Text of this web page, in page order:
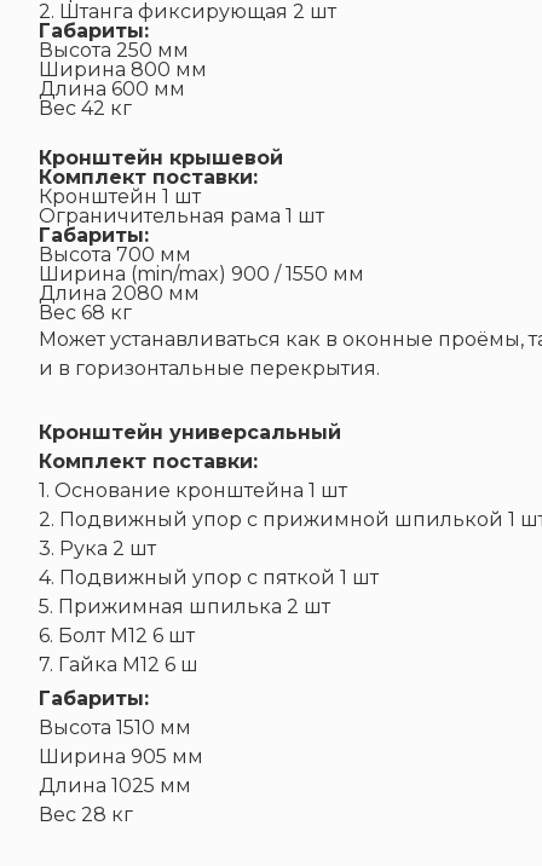
2. Штанга фиксирующая 2 шт
Габариты:
Высота 250 мм
Ширина 800 мм
Длина 600 мм
Вес 42 кг
Кронштейн крышевой
Комплект поставки:
Кронштейн 1 шт
Ограничительная рама 1 шт
Габариты:
Высота 700 мм
Ширина (min/max) 900 / 1550 мм
Длина 2080 мм
Вес 68 кг
Может устанавливаться как в оконные проёмы,
и в горизонтальные перекрытия.
Кронштейн универсальный
Комплект поставки:
1. Основание кронштейна 1 шт
2. Подвижный упор с прижимной шпилькой 1
3. Рука 2 шт
4. Подвижный упор с пяткой 1 шт
5. Прижимная шпилька 2 шт
6. Болт М12 6 шт
7. Гайка М12 6 ш
Габариты:
Высота 1510 мм
Ширина 905 мм
Длина 1025 мм
Вес 28 кг